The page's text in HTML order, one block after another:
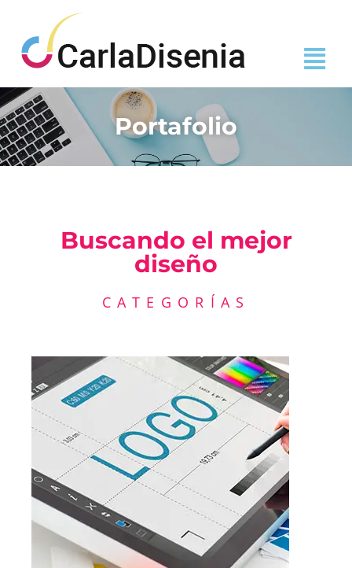
Portafolio
Buscando el mejor
diseño
CATEGORÍAS
Identidad Corporativa